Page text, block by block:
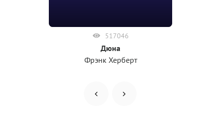
517046
Дюна
Фрэнк Херберт